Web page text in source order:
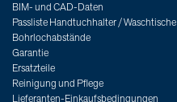
BIM- und CAD-Daten
Passliste Handtuchhalter / Waschtische
Bohrlochabstände
Garantie
Ersatzteile
Reinigung und Pflege
Lieferanten-Einkaufsbedingungen